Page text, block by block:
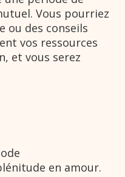
Vous pourriez
ou des conseils
vos ressources
et vous serez
en amour.